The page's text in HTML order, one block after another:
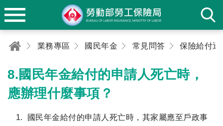
業務專區 國民年金 常見問答 保險給付通
8.國民年金給付的申請人死亡時，
應辦理什麼事項？
國民年金給付的申請人死亡時，其家屬應至戶政事